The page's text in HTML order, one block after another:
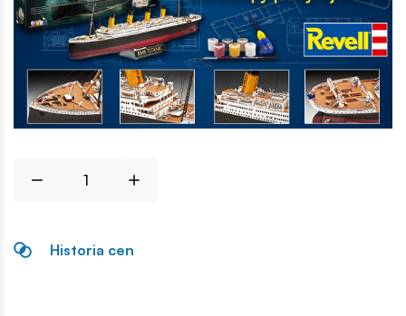
Historia cen